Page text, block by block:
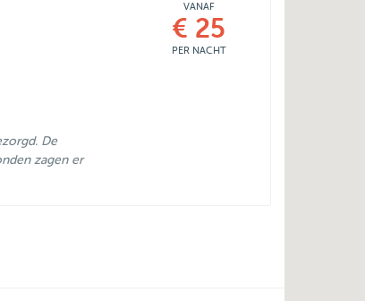
De
zagen er
VANAF
€ 25
PER NACHT